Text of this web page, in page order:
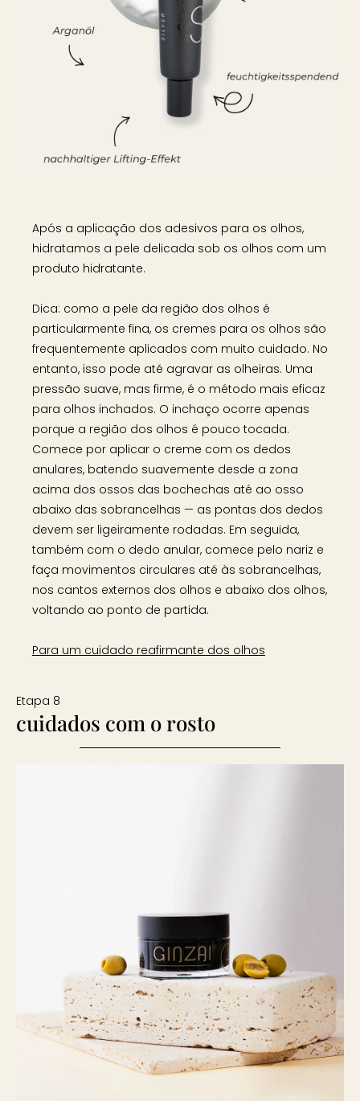
Após a aplicação dos adesivos para os olhos,
hidratamos a pele delicada sob os olhos com um
produto hidratante.
Dica: como a pele da região dos olhos é
particularmente fina, os cremes para os olhos são
frequentemente aplicados com muito cuidado. No
entanto, isso pode até agravar as olheiras. Uma
pressão suave, mas firme, é o método mais eficaz
para olhos inchados. O inchaço ocorre apenas
porque a região dos olhos é pouco tocada.
Comece por aplicar o creme com os dedos
anulares, batendo suavemente desde a zona
acima dos ossos das bochechas até ao osso
abaixo das sobrancelhas — as pontas dos dedos
devem ser ligeiramente rodadas. Em seguida,
também com o dedo anular, comece pelo nariz e
faça movimentos circulares até às sobrancelhas,
nos cantos externos dos olhos e abaixo dos olhos,
voltando ao ponto de partida.
Para um cuidado reafirmante dos olhos
Etapa 8
cuidados com o rosto